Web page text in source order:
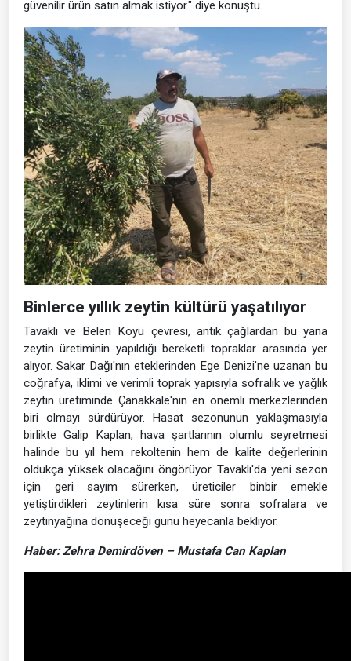
güvenilir ürün satın almak istiyor." diye konuştu.
Binlerce yıllık zeytin kültürü yaşatılıyor
Tavaklı ve Belen Köyü çevresi, antik çağlardan bu yana
zeytin üretiminin yapıldığı bereketli topraklar arasında yer
alıyor. Sakar Dağı'nın eteklerinden Ege Denizi'ne uzanan bu
coğrafya, iklimi ve verimli toprak yapısıyla sofralık ve yağlık
zeytin üretiminde Çanakkale'nin en önemli merkezlerinden
biri olmayı sürdürüyor. Hasat sezonunun yaklaşmasıyla
birlikte Galip Kaplan, hava şartlarının olumlu seyretmesi
halinde bu yıl hem rekoltenin hem de kalite değerlerinin
oldukça yüksek olacağını öngörüyor. Tavaklı'da yeni sezon
için geri sayım sürerken, üreticiler binbir emekle
yetiştirdikleri zeytinlerin kısa süre sonra sofralara ve
zeytinyağına dönüşeceği günü heyecanla bekliyor.
Haber: Zehra Demirdöven – Mustafa Can Kaplan